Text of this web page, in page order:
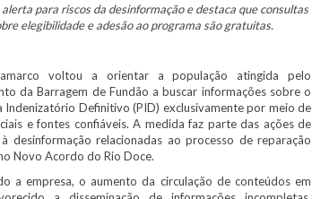
para riscos da desinformação e destaca que consultas
elegibilidade e adesão ao programa são gratuitas.
voltou a orientar a população atingida pelo
da Barragem de Fundão a buscar informações sobre o
Indenizatório Definitivo (PID) exclusivamente por meio de
e fontes confiáveis. A medida faz parte das ações de
desinformação relacionadas ao processo de reparação
Novo Acordo do Rio Doce.
a empresa, o aumento da circulação de conteúdos em